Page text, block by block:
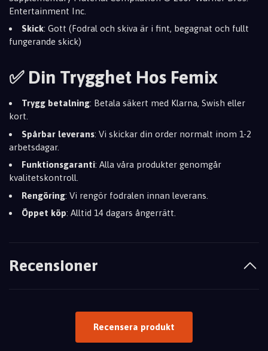
Entertainment Inc.
Skick: Gott (Fodral och skiva är i fint, begagnat och fullt
fungerande skick)
✅ Din Trygghet Hos Femix
Trygg betalning: Betala säkert med Klarna, Swish eller
kort.
Spårbar leverans: Vi skickar din order normalt inom 1-2
arbetsdagar.
Funktionsgaranti: Alla våra produkter genomgår
kvalitetskontroll.
Rengöring: Vi rengör fodralen innan leverans.
Öppet köp: Alltid 14 dagars ångerrätt.
Recensioner
Recensera produkt